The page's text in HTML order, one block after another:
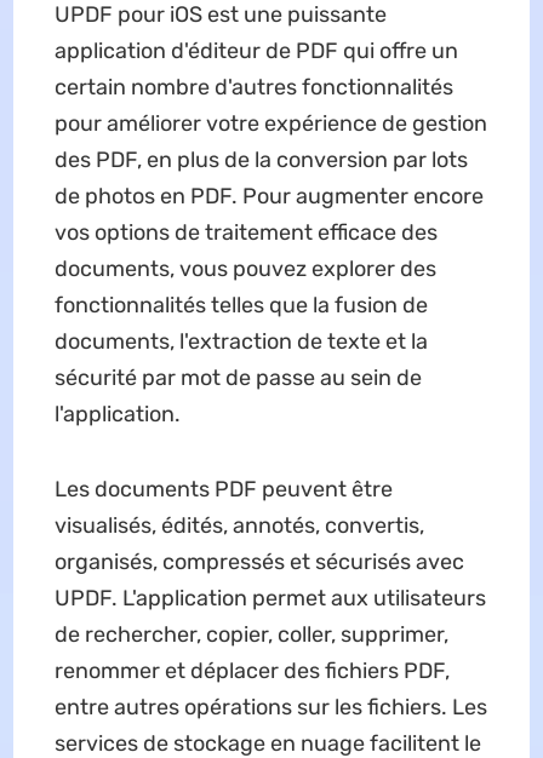
UPDF pour iOS est une puissante
application d'éditeur de PDF qui offre un
certain nombre d'autres fonctionnalités
pour améliorer votre expérience de gestion
des PDF, en plus de la conversion par lots
de photos en PDF. Pour augmenter encore
vos options de traitement efficace des
documents, vous pouvez explorer des
fonctionnalités telles que la fusion de
documents, l'extraction de texte et la
sécurité par mot de passe au sein de
l'application.
Les documents PDF peuvent être
visualisés, édités, annotés, convertis,
organisés, compressés et sécurisés avec
UPDF. L'application permet aux utilisateurs
de rechercher, copier, coller, supprimer,
renommer et déplacer des fichiers PDF,
entre autres opérations sur les fichiers. Les
services de stockage en nuage facilitent le